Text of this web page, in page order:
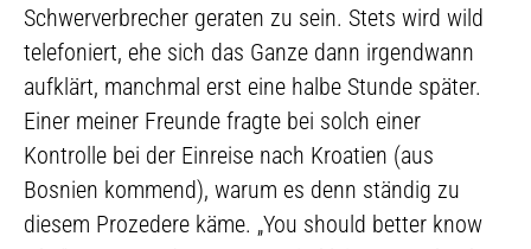
Schwerverbrecher geraten zu sein. Stets wird wild
telefoniert, ehe sich das Ganze dann irgendwann
aufklärt, manchmal erst eine halbe Stunde später.
Einer meiner Freunde fragte bei solch einer
Kontrolle bei der Einreise nach Kroatien (aus
Bosnien kommend), warum es denn ständig zu
diesem Prozedere käme. „You should better know